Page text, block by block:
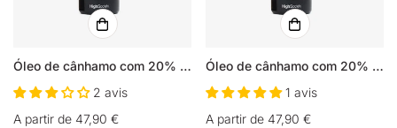
Óleo de cânhamo com 20% de CBN + 5% de CBD
2 avis
Preço
A partir de 47,90 €
Óleo de cânhamo com 20% de CBG + 5% de CBD
1 avis
Preço
A partir de 47,90 €